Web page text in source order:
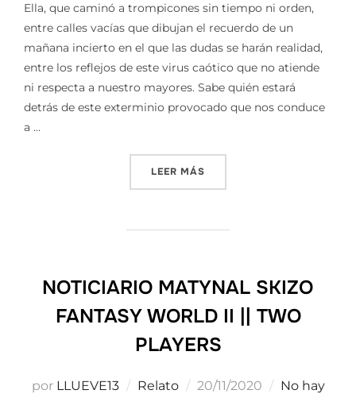
Ella, que caminó a trompicones sin tiempo ni orden,
entre calles vacías que dibujan el recuerdo de un
mañana incierto en el que las dudas se harán realidad,
entre los reflejos de este virus caótico que no atiende
ni respecta a nuestro mayores. Sabe quién estará
detrás de este exterminio provocado que nos conduce
a …
LEER MÁS
NOTICIARIO MATYNAL SKIZO
FANTASY WORLD II || TWO
PLAYERS
por LLUEVE13 Relato
Publicado
20/11/2020
No hay